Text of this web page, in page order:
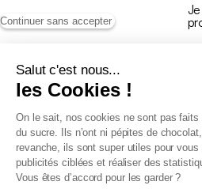
Continuer sans accepter
Salut c'est nous...
les Cookies !
On le sait, nos cookies ne sont pas
du sucre. Ils n’ont ni pépites de
revanche, ils sont super utiles pour
publicités ciblées et réaliser des
Vous êtes d’accord pour les garder ?
Conditions
Conditions générales du
Charte de données
Conditions générales
Déclaration